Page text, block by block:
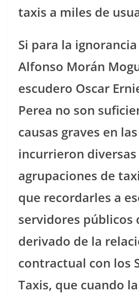
taxis a miles de
Si para la
Alfonso Morán
escudero Oscar
Perea no son
causas graves en
incurrieron diversas
agrupaciones de
que recordarles a
servidores públicos
derivado de la
contractual con los
Taxis, que cuando